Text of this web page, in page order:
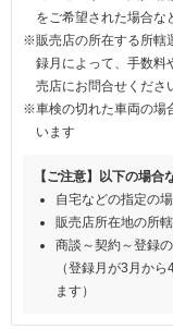
をご希望された場合な
※販売店の所在する所轄
録月によって、手数料
売店にお問合せくださ
※車検の切れた車両の場
います
【ご注意】以下の場
自宅などの指定の
販売店所在地の所
商談～契約～登録
（登録月が3月か
ます）